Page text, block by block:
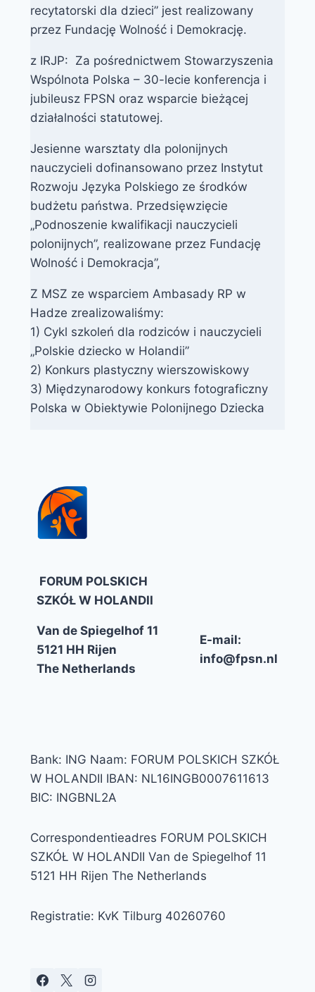
recytatorski dla dzieci” jest realizowany
przez Fundację Wolność i Demokrację.
z IRJP: Za pośrednictwem Stowarzyszenia
Wspólnota Polska – 30-lecie konferencja i
jubileusz FPSN oraz wsparcie bieżącej
działalności statutowej.
Jesienne warsztaty dla polonijnych
nauczycieli dofinansowano przez Instytut
Rozwoju Języka Polskiego ze środków
budżetu państwa. Przedsięwzięcie
„Podnoszenie kwalifikacji nauczycieli
polonijnych”, realizowane przez Fundację
Wolność i Demokracja”,
Z MSZ ze wsparciem Ambasady RP w
Hadze zrealizowaliśmy:
1) Cykl szkoleń dla rodziców i nauczycieli
„Polskie dziecko w Holandii”
2) Konkurs plastyczny wierszowiskowy
3) Międzynarodowy konkurs fotograficzny
Polska w Obiektywie Polonijnego Dziecka
FORUM POLSKICH
SZKÓŁ W HOLANDII
Van de Spiegelhof 11
5121 HH Rijen
The Netherlands
E-mail:
info@fpsn.nl
Bank: ING Naam: FORUM POLSKICH SZKÓŁ
W HOLANDII IBAN: NL16INGB0007611613
BIC: INGBNL2A
Correspondentieadres FORUM POLSKICH
SZKÓŁ W HOLANDII Van de Spiegelhof 11
5121 HH Rijen The Netherlands
Registratie: KvK Tilburg 40260760